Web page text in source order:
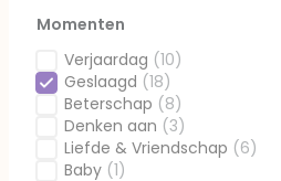
Momenten
Verjaardag (10)
Gefilterd op Momenten:
Geslaagd (18)
Geselecteerd
Beterschap (8)
Gefilterd op Momenten:
Denken aan (3)
Gefilterd op Momenten:
Liefde & Vriendschap (6)
Gefilterd op Momenten:
Baby (1)